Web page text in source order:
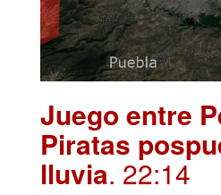
Juego entre
Piratas
lluvia. 22:14